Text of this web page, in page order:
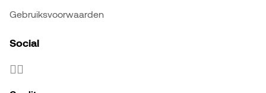
Gebruiksvoorwaarden
Social